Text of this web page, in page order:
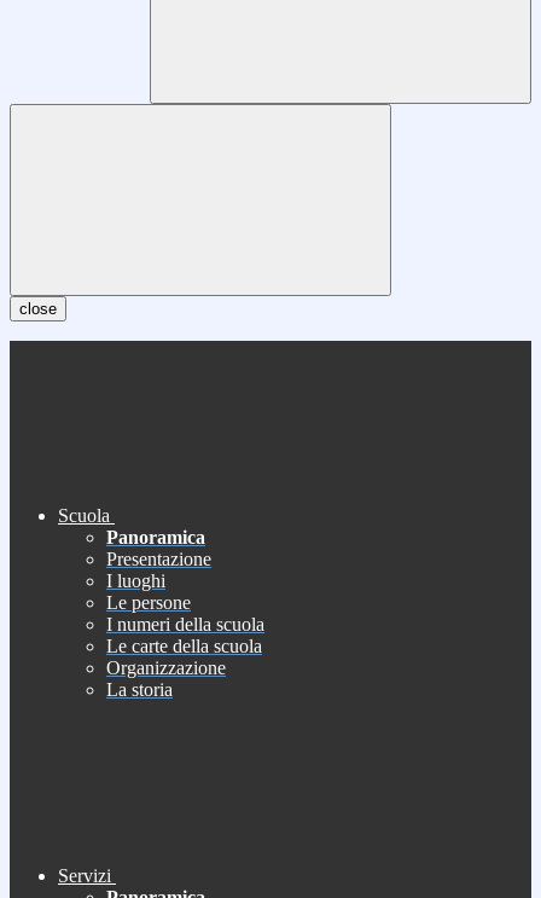
close
Scuola
Panoramica
Presentazione
I luoghi
Le persone
I numeri della scuola
Le carte della scuola
Organizzazione
La storia
Servizi